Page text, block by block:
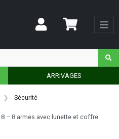
ARRIVAGES
Sécurité
– 8 armes avec lunette et coffre